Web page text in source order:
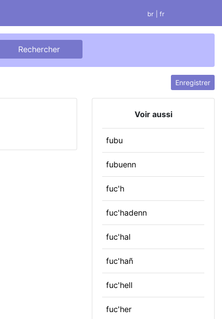
br | fr
Enregistrer
Voir aussi
fubu
fubuenn
fuc'h
fuc'hadenn
fuc'hal
fuc'hañ
fuc'hell
fuc'her